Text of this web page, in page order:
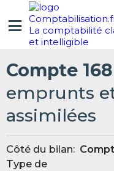
Compte 168
emprunts
assimilées
Côté du bilan:
Type de